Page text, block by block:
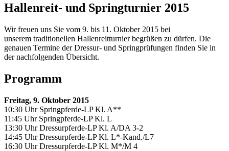
Hallenreit- und Springturnier 2015
Wir freuen uns Sie vom 9. bis 11. Oktober 2015 bei
unserem traditionellen Hallenreitturnier begrüßen zu dürfen. Die
genauen Termine der Dressur- und Springprüfungen finden Sie in
der nachfolgenden Übersicht.
Programm
Freitag, 9. Oktober 2015
10:30 Uhr Springpferde-LP Kl. A**
11:45 Uhr Springpferde-LP Kl. L
13:30 Uhr Dressurpferde-LP Kl. A/DA 3-2
14:45 Uhr Dressurpferde-LP Kl. L*-Kand./L7
16:30 Uhr Dressurpferde-LP Kl. M*/M 4